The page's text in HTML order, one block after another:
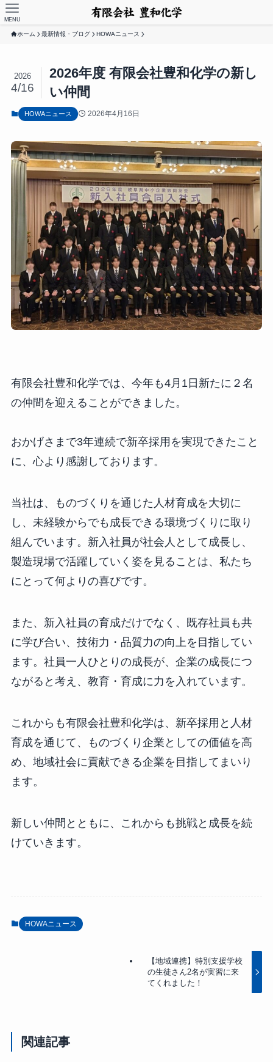
MENU
ホーム 最新情報・ブログ HOWAニュース
2026年度 有限会社豊和化学の新し
い仲間
2026
4/16
HOWAニュース 2026年4月16日
有限会社豊和化学では、今年も4月1日新たに２名
の仲間を迎えることができました。
おかげさまで3年連続で新卒採用を実現できたこと
に、心より感謝しております。
当社は、ものづくりを通じた人材育成を大切に
し、未経験からでも成長できる環境づくりに取り
組んでいます。新入社員が社会人として成長し、
製造現場で活躍していく姿を見ることは、私たち
にとって何よりの喜びです。
また、新入社員の育成だけでなく、既存社員も共
に学び合い、技術力・品質力の向上を目指してい
ます。社員一人ひとりの成長が、企業の成長につ
ながると考え、教育・育成に力を入れています。
これからも有限会社豊和化学は、新卒採用と人材
育成を通じて、ものづくり企業としての価値を高
め、地域社会に貢献できる企業を目指してまいり
ます。
新しい仲間とともに、これからも挑戦と成長を続
けていきます。
HOWAニュース
【地域連携】特別支援学校
の生徒さん2名が実習に来
てくれました！
関連記事